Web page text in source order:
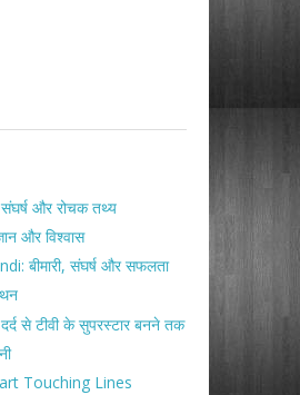
संघर्ष और रोचक तथ्य
और विश्वास
बीमारी, संघर्ष और सफलता
से टीवी के सुपरस्टार बनने तक
Touching Lines